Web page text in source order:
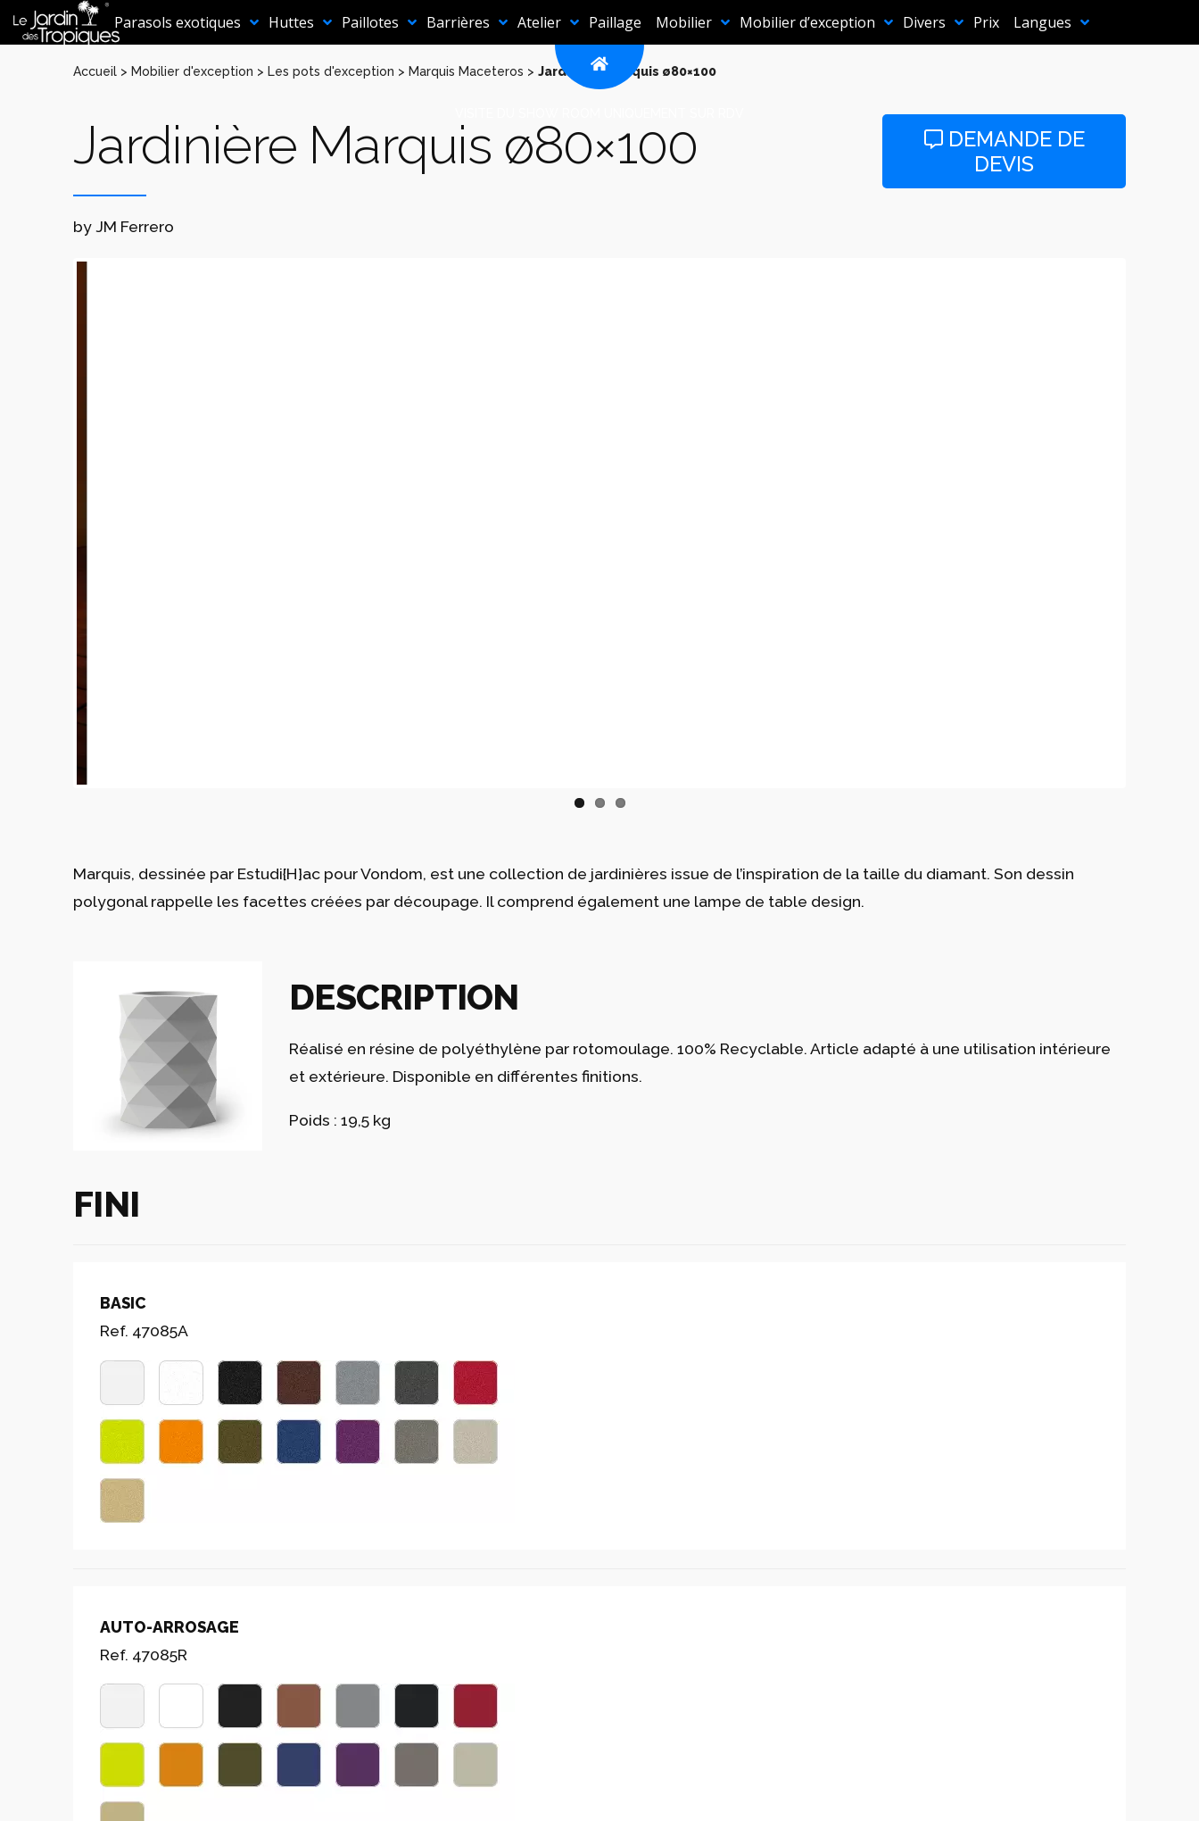
Aller
au
contenu
Parasols exotiques Huttes Paillotes Barrières Atelier Paillage Mobilier Mobilier d’exception Divers Prix Langues
Accueil > Mobilier d'exception > Les pots d'exception > Marquis Maceteros >Jardinière Marquis ø80×100
Jardinière Marquis ø80×100
DEMANDE DE
DEVIS
by JM Ferrero
Marquis, dessinée par Estudi{H}ac pour Vondom, est une collection de jardinières issue de l’inspiration de la taille du diamant. Son dessin
polygonal rappelle les facettes créées par découpage. Il comprend également une lampe de table design.
DESCRIPTION
Réalisé en résine de polyéthylène par rotomoulage. 100% Recyclable. Article adapté à une utilisation intérieure
et extérieure. Disponible en différentes finitions.
Poids : 19,5 kg
FINI
BASIC
Ref. 47085A
AUTO-ARROSAGE
Ref. 47085R